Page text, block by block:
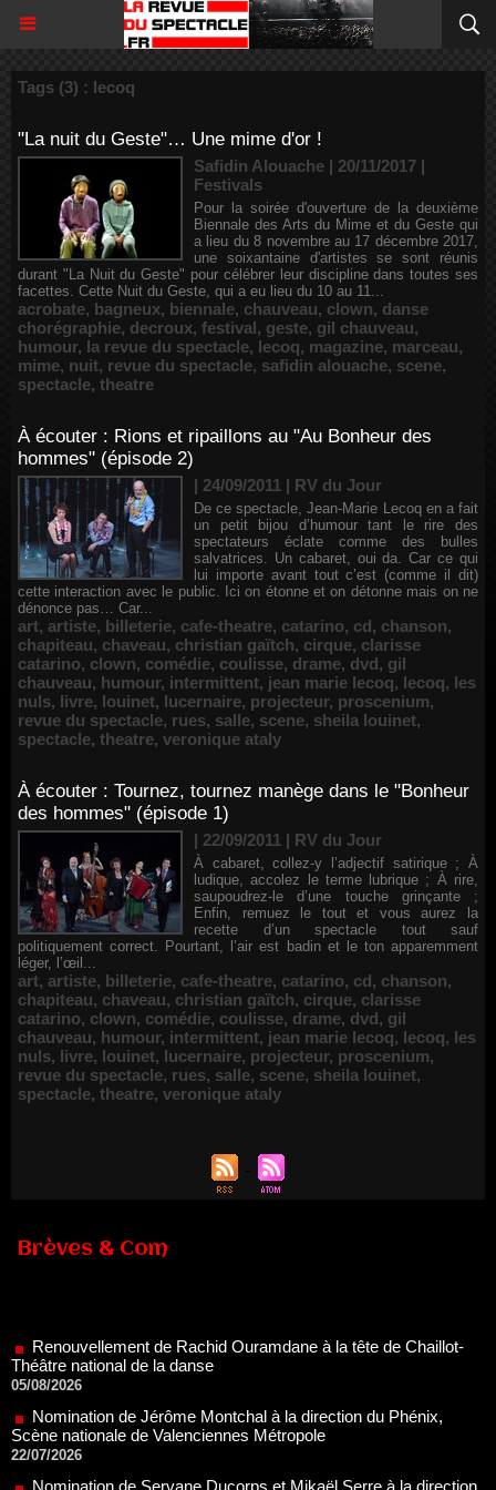
Tags (3) : lecoq
"La nuit du Geste"… Une mime d'or !
Safidin Alouache | 20/11/2017 |
Festivals
Pour la soirée d'ouverture de la deuxième
Biennale des Arts du Mime et du Geste qui
a lieu du 8 novembre au 17 décembre 2017,
une soixantaine d'artistes se sont réunis
durant "La Nuit du Geste" pour célébrer leur discipline dans toutes ses
facettes. Cette Nuit du Geste, qui a eu lieu du 10 au 11...
acrobate, bagneux, biennale, chauveau, clown, danse
chorégraphie, decroux, festival, geste, gil chauveau,
humour, la revue du spectacle, lecoq, magazine, marceau,
mime, nuit, revue du spectacle, safidin alouache, scene,
spectacle, theatre
À écouter : Rions et ripaillons au "Au Bonheur des
hommes" (épisode 2)
| 24/09/2011 | RV du Jour
De ce spectacle, Jean-Marie Lecoq en a fait
un petit bijou d’humour tant le rire des
spectateurs éclate comme des bulles
salvatrices. Un cabaret, oui da. Car ce qui
lui importe avant tout c’est (comme il dit)
cette interaction avec le public. Ici on étonne et on détonne mais on ne
dénonce pas… Car...
art, artiste, billeterie, cafe-theatre, catarino, cd, chanson,
chapiteau, chaveau, christian gaïtch, cirque, clarisse
catarino, clown, comédie, coulisse, drame, dvd, gil
chauveau, humour, intermittent, jean marie lecoq, lecoq, les
nuls, livre, louinet, lucernaire, projecteur, proscenium,
revue du spectacle, rues, salle, scene, sheila louinet,
spectacle, theatre, veronique ataly
À écouter : Tournez, tournez manège dans le "Bonheur
des hommes" (épisode 1)
| 22/09/2011 | RV du Jour
À cabaret, collez-y l’adjectif satirique ; À
ludique, accolez le terme lubrique ; À rire,
saupoudrez-le d’une touche grinçante ;
Enfin, remuez le tout et vous aurez la
recette d’un spectacle tout sauf
politiquement correct. Pourtant, l’air est badin et le ton apparemment
léger, l’œil...
art, artiste, billeterie, cafe-theatre, catarino, cd, chanson,
chapiteau, chaveau, christian gaïtch, cirque, clarisse
catarino, clown, comédie, coulisse, drame, dvd, gil
chauveau, humour, intermittent, jean marie lecoq, lecoq, les
nuls, livre, louinet, lucernaire, projecteur, proscenium,
revue du spectacle, rues, salle, scene, sheila louinet,
spectacle, theatre, veronique ataly
Brèves & Com
05/08/2026
Nomination de Jérôme Montchal à la direction du Phénix,
Scène nationale de Valenciennes Métropole
22/07/2026
Nomination de Servane Ducorps et Mikaël Serre à la direction
de la Comédie de Colmar - Centre Dramatique National Grand
Est Alsace